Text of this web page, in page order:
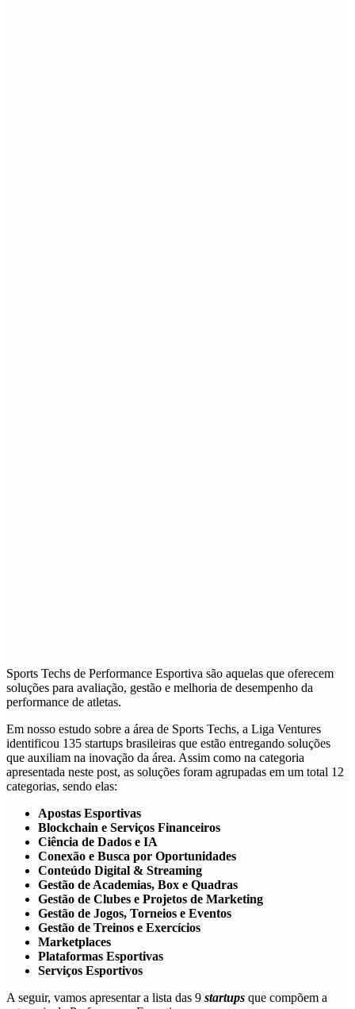
Sports Techs de Performance Esportiva são aquelas que oferecem
soluções para avaliação, gestão e melhoria de desempenho da
performance de atletas.
Em nosso estudo sobre a área de Sports Techs, a Liga Ventures
identificou 135 startups brasileiras que estão entregando soluções
que auxiliam na inovação da área. Assim como na categoria
apresentada neste post, as soluções foram agrupadas em um total 12
categorias, sendo elas:
Apostas Esportivas
Blockchain e Serviços Financeiros
Ciência de Dados e IA
Conexão e Busca por Oportunidades
Conteúdo Digital & Streaming
Gestão de Academias, Box e Quadras
Gestão de Clubes e Projetos de Marketing
Gestão de Jogos, Torneios e Eventos
Gestão de Treinos e Exercícios
Marketplaces
Plataformas Esportivas
Serviços Esportivos
A seguir, vamos apresentar a lista das 9 startups que compõem a